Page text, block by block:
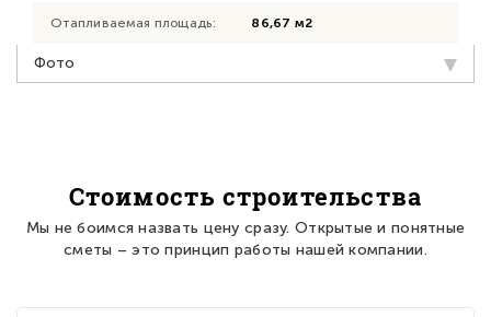
Отапливаемая площадь: 86,67 м2
Фото
Стоимость строительства
Мы не боимся назвать цену сразу. Открытые и понятные
сметы – это принцип работы нашей компании.